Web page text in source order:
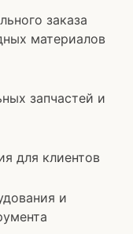
заказа
материалов
запчастей и
для клиентов
и